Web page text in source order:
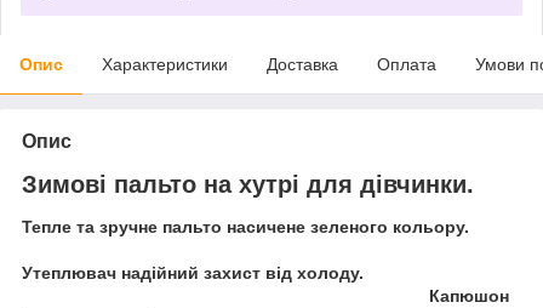
Опис Характеристики Доставка Оплата Умови
Опис
Зимові пальто на хутрі для дівчинки.
Тепле та зручне пальто насичене зеленого кольору.
Утеплювач надійний захист від холоду.
Капюшон